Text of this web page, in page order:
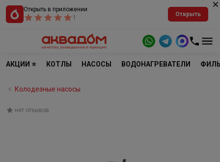
Открыть в приложении
1
Открыть
АКЦИИ ⭐ КОТЛЫ НАСОСЫ ВОДОНАГРЕВАТЕЛИ
Колодезные насосы
нет отзывов